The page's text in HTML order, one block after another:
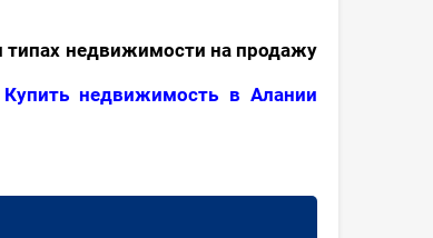
типах недвижимости на продажу
Купить недвижимость в Алании